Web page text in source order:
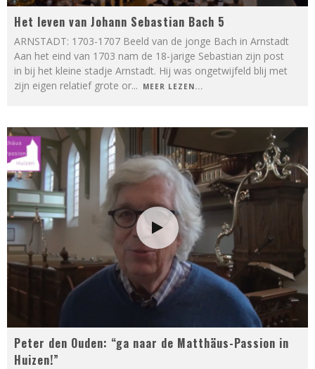
Het leven van Johann Sebastian Bach 5
ARNSTADT: 1703-1707 Beeld van de jonge Bach in Arnstadt
Aan het eind van 1703 nam de 18-jarige Sebastian zijn post
in bij het kleine stadje Arnstadt. Hij was ongetwijfeld blij met
zijn eigen relatief grote or... MEER LEZEN...
Peter den Ouden: “ga naar de Matthäus-Passion in
Huizen!”